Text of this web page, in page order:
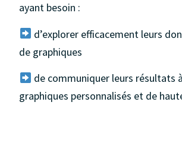
ayant besoin :
d’explorer efficacement leurs
de graphiques
de communiquer leurs résultats
graphiques personnalisés et de